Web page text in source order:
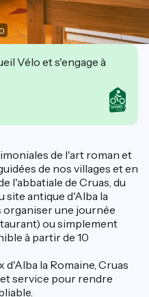
Vélo et s'engage à
de l'art roman et
de nos villages et en
l'abbatiale de Cruas, du
site antique d'Alba la
organiser une journée
ou simplement
à partir de 10
d'Alba la Romaine, Cruas
et service pour rendre